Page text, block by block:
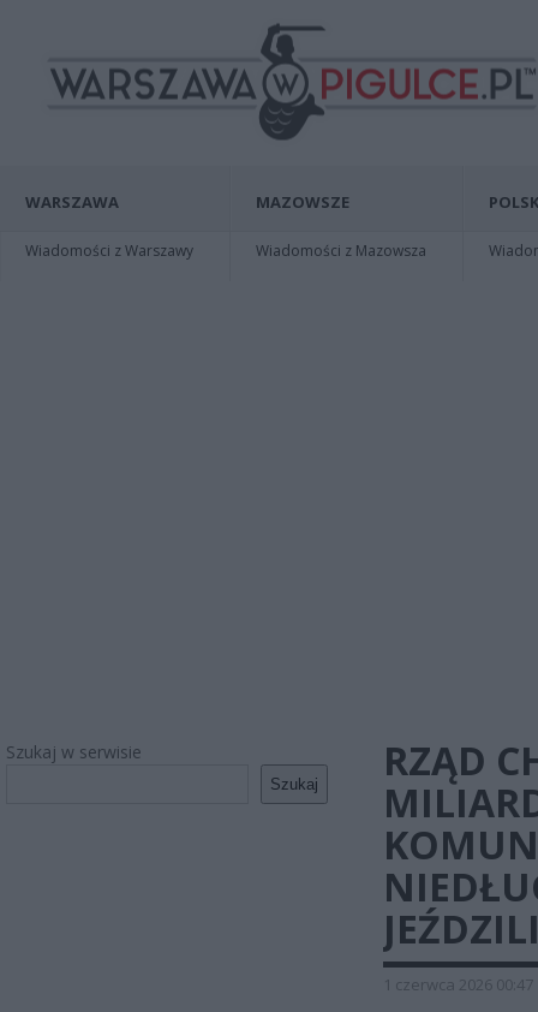
WARSZAWA
Wiadomości z Warszawy
MAZOWSZE
Wiadomości z Mazowsza
Szukaj w serwisie
Szukaj
RZĄD
1 czerwca 2026 00:47